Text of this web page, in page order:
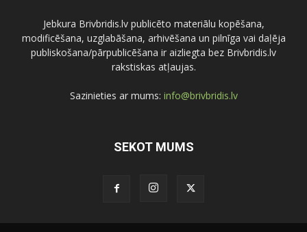
Jebkura Brivbridis.lv publicēto materiālu kopēšana,
modificēšana, uzglabāšana, arhivēšana un pilnīga vai daļēja
publiskošana/pārpublicēšana ir aizliegta bez Brivbridis.lv
rakstiskas atļaujas.
Sazinieties ar mums: info@brivbridis.lv
SEKOT MUMS